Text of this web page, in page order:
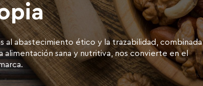
al abastecimiento ético y la trazabilidad, combinada
alimentación sana y nutritiva, nos convierte en el